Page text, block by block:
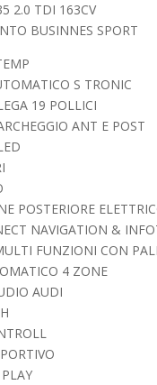
2.0 TDI 163CV
BUSINNES SPORT
S TRONIC
19 POLLICI
ANT E POST
POSTERIORE
NAVIGATION &
FUNZIONI CON
4 ZONE
AUDI